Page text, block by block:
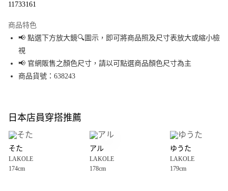
Apple Pay
街口支付
悠遊付
全盈+PAY
大哥付你分期
【大哥付你分期使用說明】
1.本服務由台灣大哥大提供，台灣大哥大用戶可立即使用無須另外申請。
2.付款方式選擇「大哥付你分期」，訂單成立後會自動跳轉到大哥付的交易
AFTEE先享後付
11733161
商品特色
📢 點選下方放大鏡🔍圖示，即可將商品照及尺寸表放大或縮小檢
視
📢 官網販售之顏色尺寸，請以可點選商品顏色尺寸為主
商品貨號：638243
日本店員穿搭推薦
そた
LAKOLE
174cm
アル
LAKOLE
178cm
ゆうた
LAKOLE
179cm